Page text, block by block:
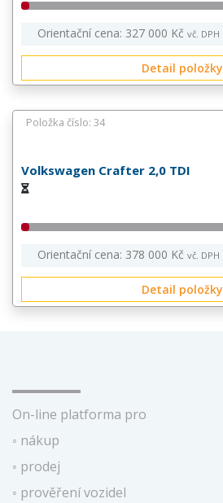
Orientační cena: 327 000 Kč vč. DPH
Detail položky
Položka číslo: 34
Volkswagen Crafter 2,0 TDI
Orientační cena: 378 000 Kč vč. DPH
Detail položky
On-line platforma pro
◦ nákup
◦ prodej
◦ prověření vozidel